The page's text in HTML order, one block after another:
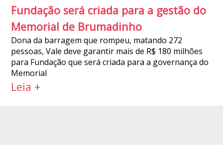
Fundação será criada para a gestão do
Memorial de Brumadinho
Dona da barragem que rompeu, matando 272
pessoas, Vale deve garantir mais de R$ 180 milhões
para Fundação que será criada para a governança do
Memorial
Leia +